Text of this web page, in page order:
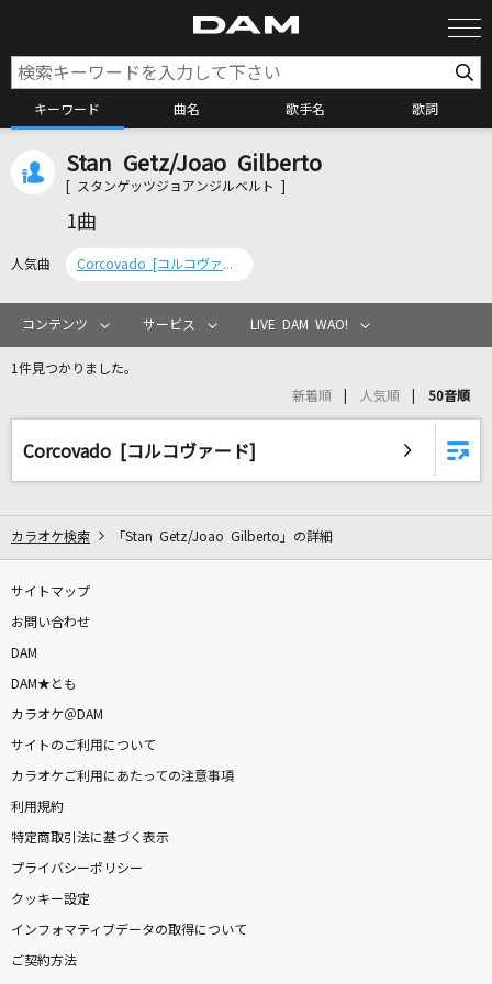
キーワード 曲名 歌手名 歌詞
カラオケ検索
カラオケリクエスト
リアルタイムで歌われている曲の一覧
Juice=Juice
ほんまやで☆なんでやねん☆しらんけど
Feel the winds
緋月ゆい
灰色と青(+菅田将暉)
米津玄師
花のイマージュ
Stan Getz/Joao Gilberto
[ スタンゲッツジョアンジルベルト ]
1曲
人気曲 Corcovado [コルコヴァード]
コンテンツ サービス LIVE DAM WAO!
1件見つかりました。
新着順 人気順 50音順
Corcovado [コルコヴァード]
カラオケ検索 「Stan Getz/Joao Gilberto」の詳細
サイトマップ
お問い合わせ
DAM
DAM★とも
カラオケ＠DAM
サイトのご利用について
カラオケご利用にあたっての注意事項
利用規約
特定商取引法に基づく表示
プライバシーポリシー
クッキー設定
インフォマティブデータの取得について
ご契約方法